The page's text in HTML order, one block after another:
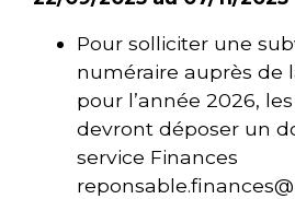
Pour solliciter une
numéraire auprès de
pour l’année 2026,
devront déposer un
service Finances